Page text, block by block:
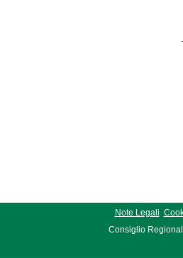
Note Legali
Consiglio